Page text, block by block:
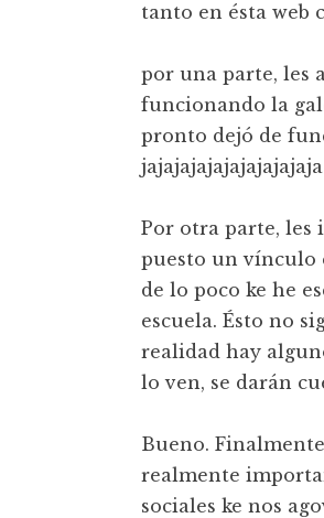
tanto en ésta web
por una parte, les
funcionando la
pronto dejó de
jajajajajajajajajajaja
Por otra parte, les
puesto un vínculo
de lo poco ke he
escuela. Ésto no
realidad hay
lo ven, se darán
Bueno.
realmente
sociales ke nos